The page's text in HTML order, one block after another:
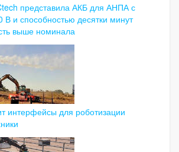
представила АКБ для АНПА с
и способностью десятки минут
выше номинала
интерфейсы для роботизации